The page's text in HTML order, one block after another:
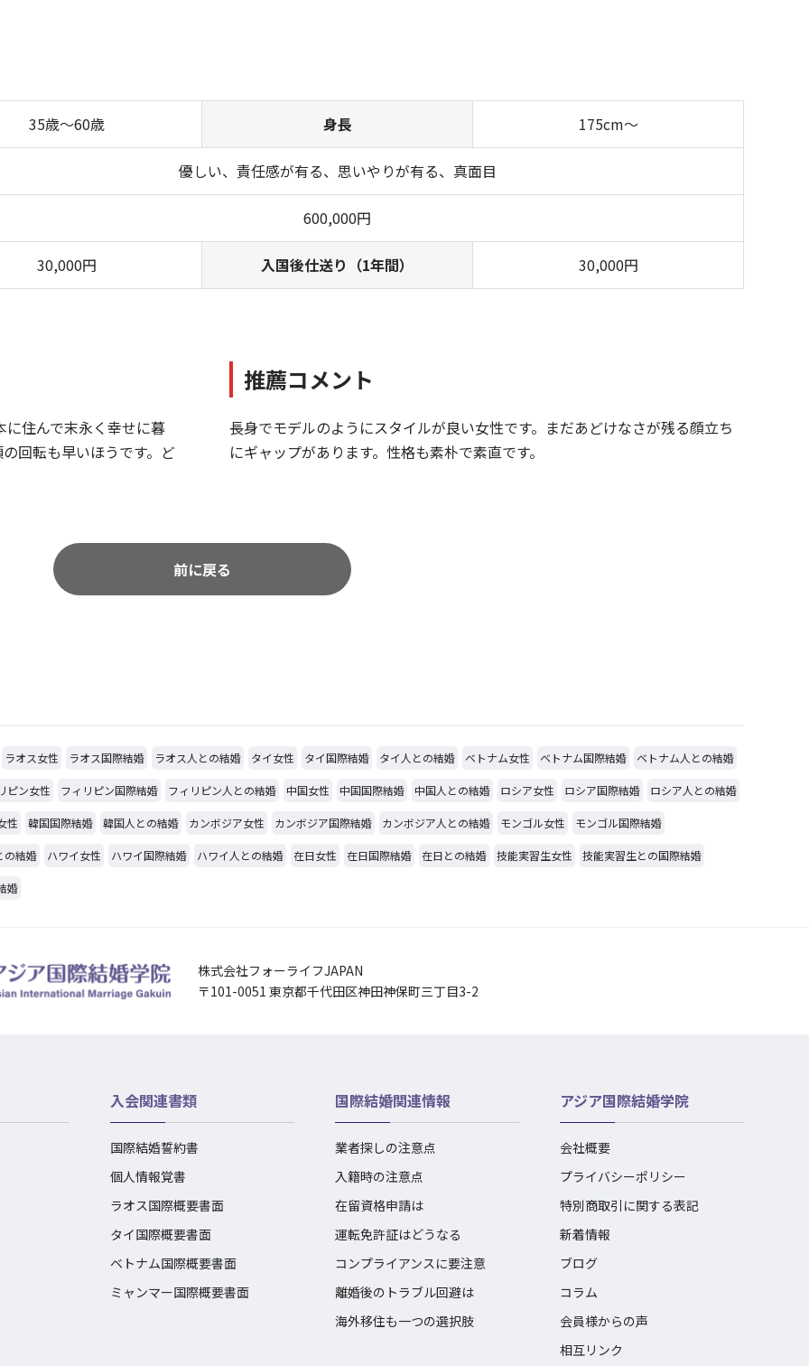
35歳～60歳 身長 175cm～
優しい、責任感が有る、思いやりが有る、真面目
600,000円
30,000円 入国後仕送り（1年間） 30,000円
住んで末永く幸せに暮
回転も早いほうです。ど
推薦コメント
長身でモデルのようにスタイルが良い女性です。まだあどけなさが残る顔立ち
にギャップがあります。性格も素朴で素直です。
前に戻る
ラオス女性 ラオス国際結婚 ラオス人との結婚 タイ女性 タイ国際結婚 タイ人との結婚 ベトナム女性 ベトナム国際結婚 ベトナム人との結婚
ピン女性 フィリピン国際結婚 フィリピン人との結婚 中国女性 中国国際結婚 中国人との結婚 ロシア女性 ロシア国際結婚 ロシア人との結婚
性 韓国国際結婚 韓国人との結婚 カンボジア女性 カンボジア国際結婚 カンボジア人との結婚 モンゴル女性 モンゴル国際結婚
の結婚 ハワイ女性 ハワイ国際結婚 ハワイ人との結婚 在日女性 在日国際結婚 在日との結婚 技能実習生女性 技能実習生との国際結婚
婚
株式会社フォーライフJAPAN
〒101-0051 東京都千代田区神田神保町三丁目3-2
入会関連書類
国際結婚誓約書
個人情報覚書
ラオス国際概要書面
タイ国際概要書面
ベトナム国際概要書面
ミャンマー国際概要書面
国際結婚関連情報
業者探しの注意点
入籍時の注意点
在留資格申請は
運転免許証はどうなる
コンプライアンスに要注意
離婚後のトラブル回避は
海外移住も一つの選択肢
アジア国際結婚学院
会社概要
プライバシーポリシー
特別商取引に関する表記
新着情報
ブログ
コラム
会員様からの声
相互リンク